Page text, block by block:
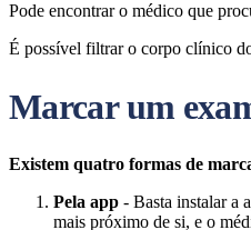
Pode encontrar o médico que
É possível filtrar o corpo clínico
Marcar um
Existem quatro formas de
Pela app - Basta instalar a
mais próximo de si, e o